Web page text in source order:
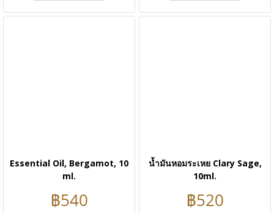
Essential Oil, Bergamot, 10
ml.
฿540
น้ำมันหอมระเหย Clary Sage,
10ml.
฿520